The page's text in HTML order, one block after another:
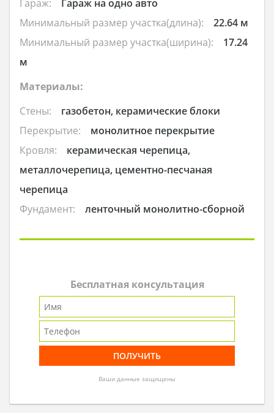
Гараж:
Гараж на одно авто
Минимальный размер участка(длина):
22.64 м
Минимальный размер участка(ширина):
17.24
м
Материалы:
Стены:
газобетон, керамические блоки
Перекрытие:
монолитное перекрытие
Кровля:
керамическая черепица,
металлочерепица, цементно-песчаная
черепица
Фундамент:
ленточный монолитно-сборной
Бесплатная консультация
Ваши данные защищены